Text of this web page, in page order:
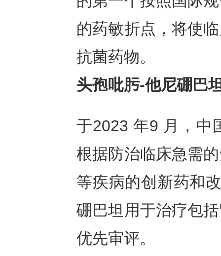
的药敏折点，将使
抗菌药物。
头孢吡肟-他尼硼巴
于2023 年9 月，中
根据防治临床急需
等疾病的创新药和
硼巴坦用于治疗包
优先审评。